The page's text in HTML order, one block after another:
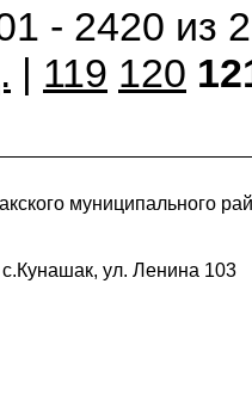
- 2420 из
| 119 120
муниципального
ул. Ленина 103